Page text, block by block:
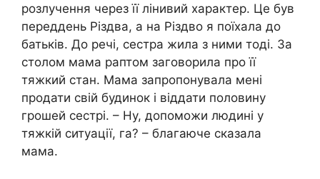
розлучення через її лінивий характер. Це був
переддень Різдва, а на Різдво я поїхала до
батьків. До речі, сестра жила з ними тоді. За
столом мама раптом заговорила про її
тяжкий стан. Мама запропонувала мені
продати свій будинок і віддати половину
грошей сестрі. – Ну, допоможи людині у
тяжкій ситуації, га? – благаюче сказала
мама.